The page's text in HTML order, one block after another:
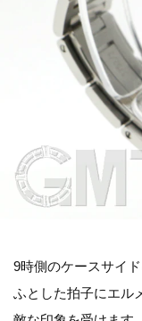
9時側のケースサイ
ふとした拍子にエル